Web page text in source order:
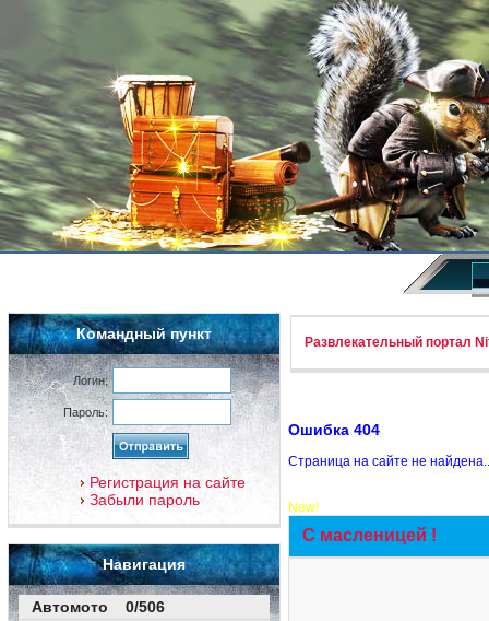
Командный пункт
Логин:
Пароль:
Регистрация на сайте
Забыли пароль
Навигация
Автомото 0/506
Развлекательный портал
Ошибка 404
Страница на сайте не
New!
С масленицей !